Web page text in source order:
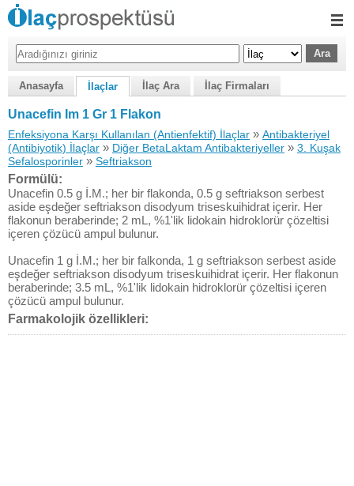
Anasayfa İlaçlar İlaç Ara İlaç Firmaları
Unacefin Im 1 Gr 1 Flakon
Enfeksiyona Karşı Kullanılan (Antienfektif) İlaçlar » Antibakteriyel
(Antibiyotik) İlaçlar » Diğer BetaLaktam Antibakteriyeller » 3. Kuşak
Sefalosporinler » Seftriakson
Formülü:
Unacefin 0.5 g İ.M.; her bir flakonda, 0.5 g seftriakson serbest
aside eşdeğer seftriakson disodyum triseskuihidrat içerir. Her
flakonun beraberinde; 2 mL, %1'lik lidokain hidroklorür çözeltisi
içeren çözücü ampul bulunur.
Unacefin 1 g İ.M.; her bir falkonda, 1 g seftriakson serbest aside
eşdeğer seftriakson disodyum triseskuihidrat içerir. Her flakonun
beraberinde; 3.5 mL, %1'lik lidokain hidroklorür çözeltisi içeren
çözücü ampul bulunur.
Farmakolojik özellikleri: